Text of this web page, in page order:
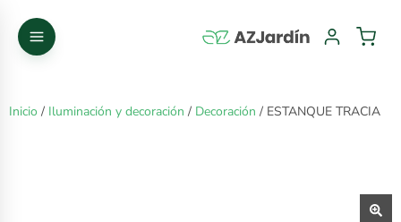
Inicio / Iluminación y decoración / Decoración / ESTANQUE TRACIA